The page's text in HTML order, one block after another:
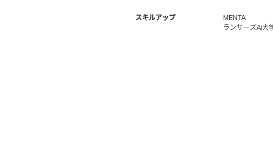
スキルアップ
MENTA
ランサーズAi大